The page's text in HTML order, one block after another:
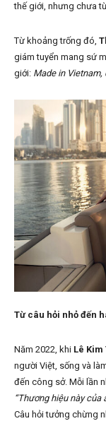
thế giới, nhưng chưa
Từ khoảng trống đó,
giám tuyển mang sứ
giới: Made in
Từ câu hỏi nhỏ đến
Năm 2022, khi Lê
người Việt, sống và
đến công sở. Mỗi lần
“Thương hiệu này của
Câu hỏi tưởng chừng